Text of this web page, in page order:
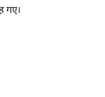
गए।